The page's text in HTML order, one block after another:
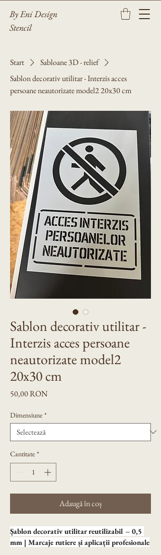
By Eni Design
Stencil
Start
Sabloane 3D - relief
Sablon decorativ utilitar - Interzis acces
persoane neautorizate model2 20x30 cm
Sablon decorativ utilitar -
Interzis acces persoane
neautorizate model2
20x30 cm
50,00 RONPreț
Dimensiune *
Cantitate *
Adaugă în coș
Șablon decorativ utilitar reutilizabil – 0,5
mm | Marcaje rutiere și aplicații profesionale